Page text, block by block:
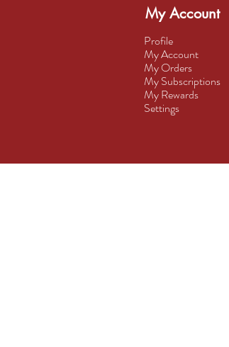
My Account
Profile
My Account
My Orders
My Subscriptions
My Rewards
Settings